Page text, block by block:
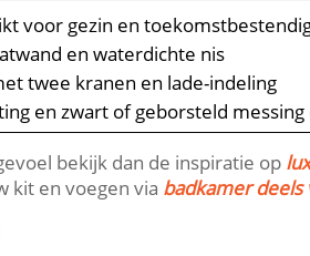
voor gezin en
en waterdichte nis
twee kranen en lade-indeling
en zwart of geborsteld messing
bekijk dan de inspiratie op
kit en voegen via badkamer